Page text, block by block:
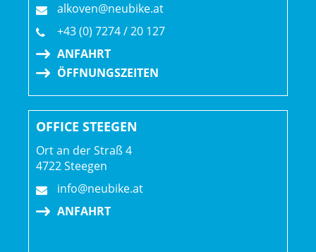
alkoven@neubike.at
+43 (0) 7274 / 20 127
ANFAHRT
ÖFFNUNGSZEITEN
OFFICE STEEGEN
Ort an der Straß 4
4722 Steegen
info@neubike.at
ANFAHRT